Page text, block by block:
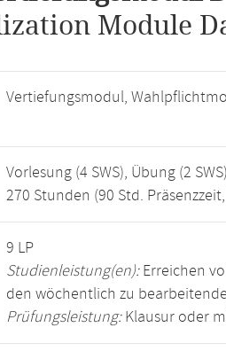
Module
Vertiefungsmodul,
Vorlesung (4 SWS), Übung (2
270 Stunden (90 Std.
9 LP
Studienleistung(en):Erreichen
den wöchentlich zu
Prüfungsleistung:Klausur oder